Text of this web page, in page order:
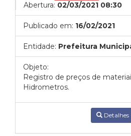
Abertura: 02/03/2021 08:30
Publicado em: 16/02/2021
Entidade: Prefeitura
Objeto:
Registro de preços de
Hidrometros.
Detalhes